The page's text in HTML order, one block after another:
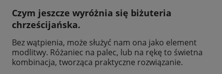
Czym jeszcze wyróżnia się biżuteria
chrześcijańska.
Bez wątpienia, może służyć nam ona jako element
modlitwy. Różaniec na palec, lub na rękę to świetna
kombinacja, tworząca praktyczne rozwiązanie.